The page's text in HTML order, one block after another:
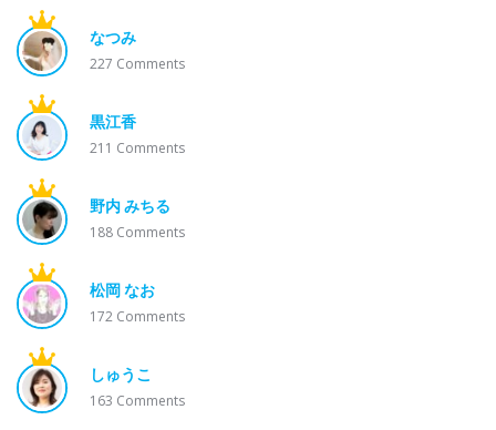
なつみ
227 Comments
黒江香
211 Comments
野内 みちる
188 Comments
松岡 なお
172 Comments
しゅうこ
163 Comments